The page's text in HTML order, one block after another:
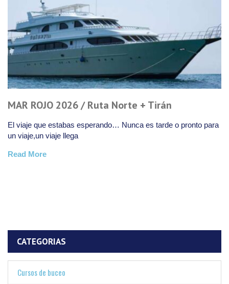
MAR ROJO 2026 / Ruta Norte + Tirán
El viaje que estabas esperando… Nunca es tarde o pronto para
un viaje,un viaje llega
Read More
CATEGORIAS
Cursos de buceo